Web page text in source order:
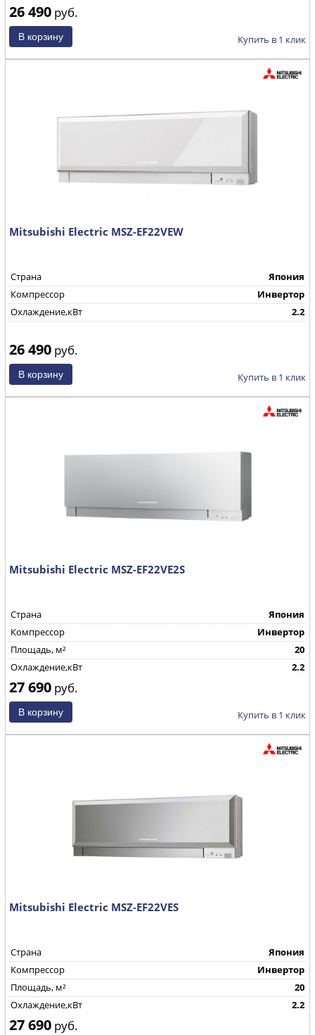
26 490 руб.
Купить в 1 клик
Mitsubishi Electric MSZ-EF22VEW
Страна
Япония
Компрессор
Инвертор
Охлаждение,кВт
2.2
26 490 руб.
Купить в 1 клик
Mitsubishi Electric MSZ-EF22VE2S
Страна
Япония
Компрессор
Инвертор
Площадь, м²
20
Охлаждение,кВт
2.2
27 690 руб.
Купить в 1 клик
Mitsubishi Electric MSZ-EF22VES
Страна
Япония
Компрессор
Инвертор
Площадь, м²
20
Охлаждение,кВт
2.2
27 690 руб.